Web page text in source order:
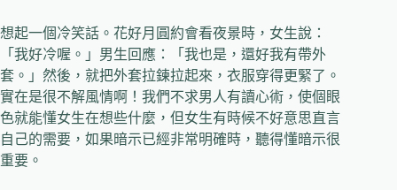
想起一個冷笑話。花好月圓約會看夜景時，女生說：
「我好冷喔。」男生回應：「我也是，還好我有帶外
套。」然後，就把外套拉鍊拉起來，衣服穿得更緊了。
實在是很不解風情啊！我們不求男人有讀心術，使個眼
色就能懂女生在想些什麼，但女生有時候不好意思直言
自己的需要，如果暗示已經非常明確時，聽得懂暗示很
重要。